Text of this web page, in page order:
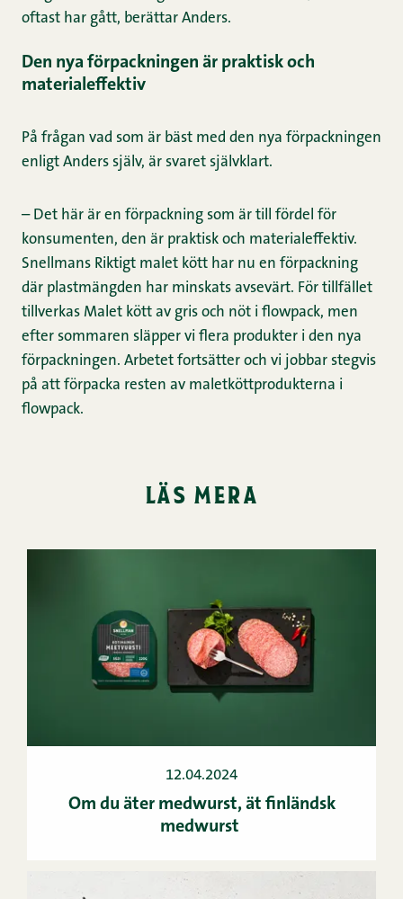
oftast har gått, berättar Anders.
Den nya förpackningen är praktisk och
materialeffektiv
På frågan vad som är bäst med den nya förpackningen
enligt Anders själv, är svaret självklart.
– Det här är en förpackning som är till fördel för
konsumenten, den är praktisk och materialeffektiv.
Snellmans Riktigt malet kött har nu en förpackning
där plastmängden har minskats avsevärt. För tillfället
tillverkas Malet kött av gris och nöt i flowpack, men
efter sommaren släpper vi flera produkter i den nya
förpackningen. Arbetet fortsätter och vi jobbar stegvis
på att förpacka resten av maletköttprodukterna i
flowpack.
läs mera
12.04.2024
Om du äter medwurst, ät finländsk
medwurst